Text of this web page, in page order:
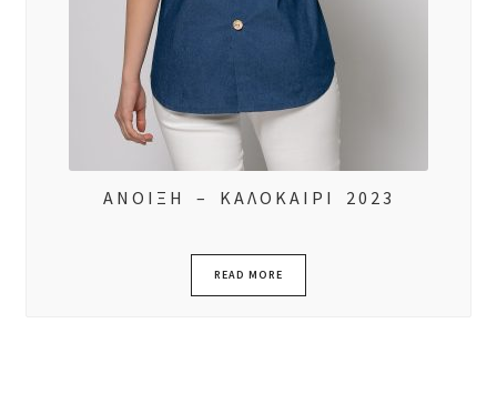
ΑΝΟΙΞΗ – ΚΑΛΟΚΑΙΡΙ 2023
READ MORE